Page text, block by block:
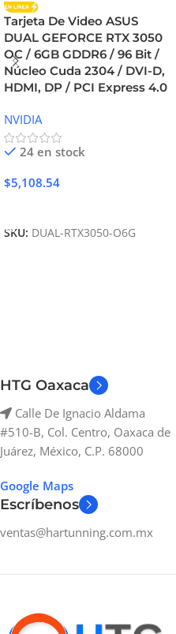
Tarjeta De Video ASUS
DUAL GEFORCE RTX 3050
OC / 6GB GDDR6 / 96 Bit /
Núcleo Cuda 2304 / DVI-D,
HDMI, DP / PCI Express 4.0
NVIDIA
24 en stock
$5,108.54
SKU: DUAL-RTX3050-O6G
HTG Oaxaca
Calle De Ignacio Aldama
#510-B, Col. Centro, Oaxaca de
Juárez, México, C.P. 68000
Google Maps
Escríbenos
ventas@hartunning.com.mx